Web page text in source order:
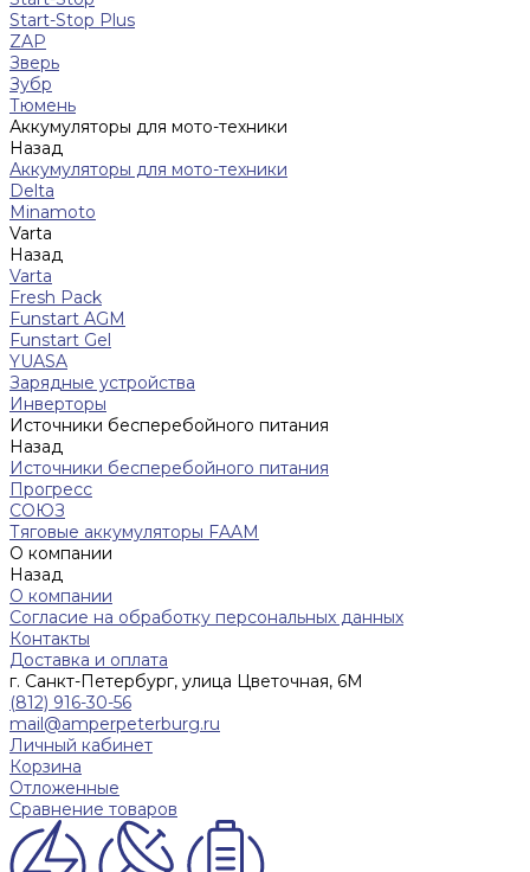
Start-Stop Plus
ZAP
Зверь
Зубр
Тюмень
Аккумуляторы для мото-техники
Назад
Аккумуляторы для мото-техники
Delta
Minamoto
Varta
Назад
Varta
Fresh Pack
Funstart AGM
Funstart Gel
YUASA
Зарядные устройства
Инверторы
Источники бесперебойного питания
Назад
Источники бесперебойного питания
Прогресс
СОЮЗ
Тяговые аккумуляторы FAAM
О компании
Назад
О компании
Согласие на обработку персональных данных
Контакты
Доставка и оплата
г. Санкт-Петербург, улица Цветочная, 6М
(812) 916-30-56
mail@amperpeterburg.ru
Личный кабинет
Корзина
Отложенные
Сравнение товаров